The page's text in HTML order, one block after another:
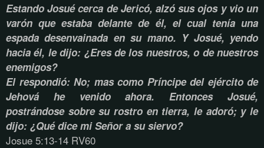
Estando Josué cerca de Jericó, alzó sus ojos y vio un
varón que estaba delante de él, el cual tenía una
espada desenvainada en su mano. Y Josué, yendo
hacia él, le dijo: ¿Eres de los nuestros, o de nuestros
enemigos?
El respondió: No; mas como Príncipe del ejército de
Jehová he venido ahora. Entonces Josué,
postrándose sobre su rostro en tierra, le adoró; y le
dijo: ¿Qué dice mi Señor a su siervo?
Josue 5:13-14 RV60